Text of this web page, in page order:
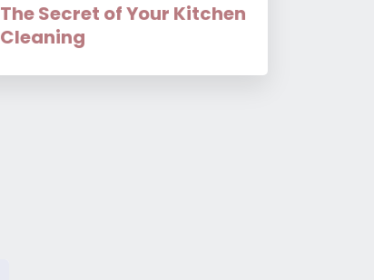
The Secret of Your Kitchen
Cleaning